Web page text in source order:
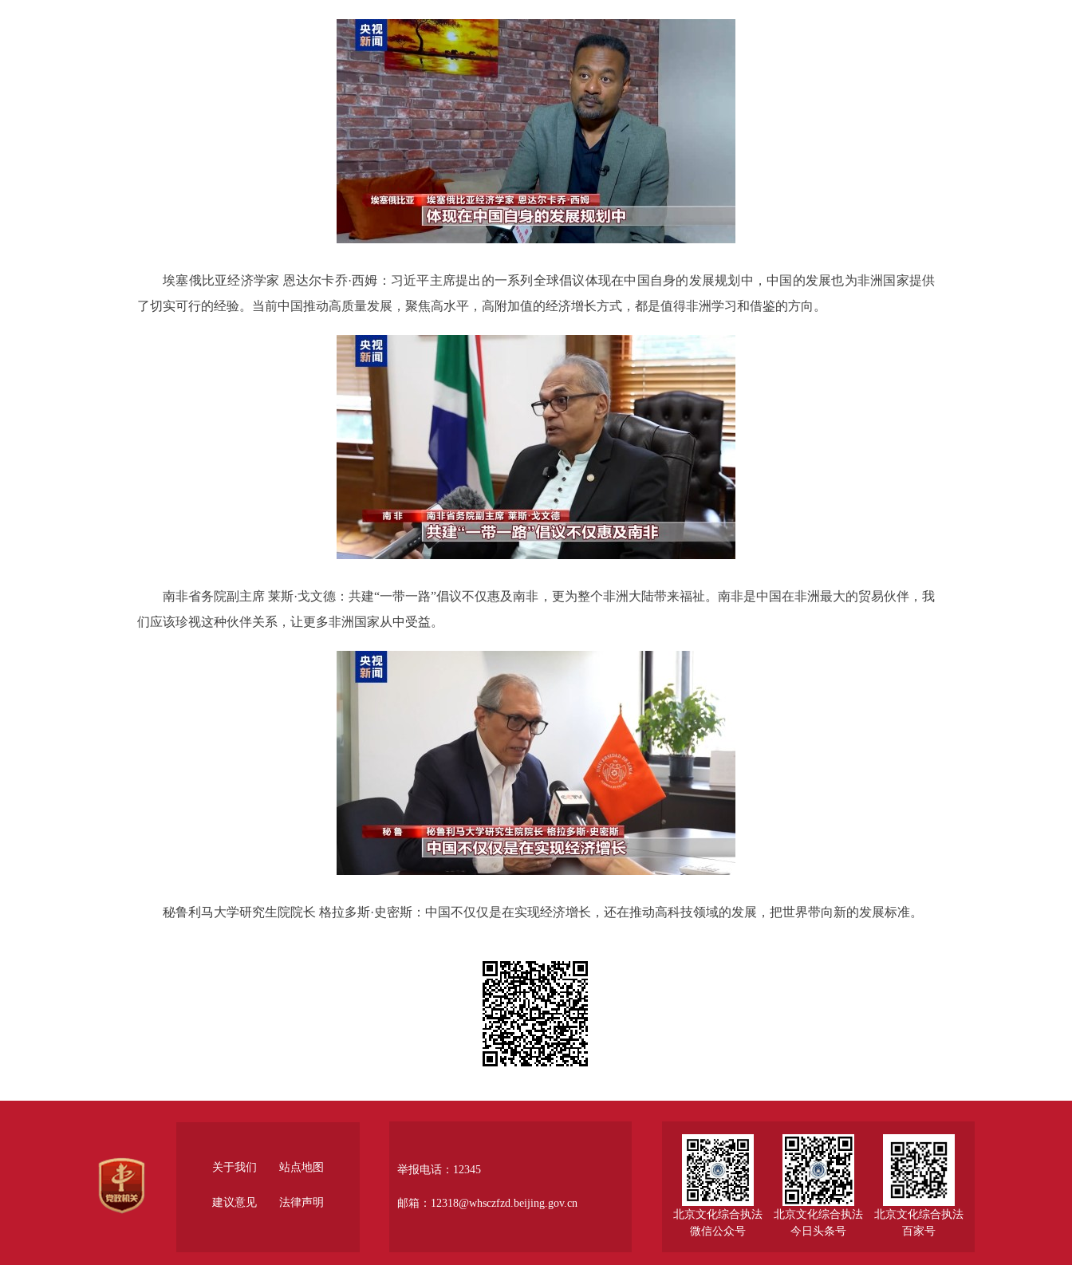
埃塞俄比亚经济学家 恩达尔卡乔·西姆：习近平主席提出的一系列全球倡议体现在中国自身的发展规划中，中国的发展也为非洲国家提供
了切实可行的经验。当前中国推动高质量发展，聚焦高水平，高附加值的经济增长方式，都是值得非洲学习和借鉴的方向。
南非省务院副主席 莱斯·戈文德：共建“一带一路”倡议不仅惠及南非，更为整个非洲大陆带来福祉。南非是中国在非洲最大的贸易伙伴，我
们应该珍视这种伙伴关系，让更多非洲国家从中受益。
秘鲁利马大学研究生院院长 格拉多斯·史密斯：中国不仅仅是在实现经济增长，还在推动高科技领域的发展，把世界带向新的发展标准。
关于我们 站点地图
建议意见 法律声明
举报电话：12345
邮箱：12318@whsczfzd.beijing.gov.cn
北京文化综合执法
微信公众号
北京文化综合执法
今日头条号
北京文化综合执法
百家号